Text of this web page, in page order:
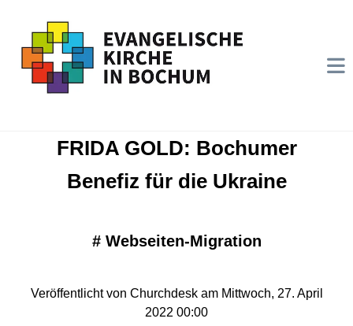
FRIDA GOLD: Bochumer
Benefiz für die Ukraine
# Webseiten-Migration
Veröffentlicht von Churchdesk am Mittwoch, 27. April
2022 00:00